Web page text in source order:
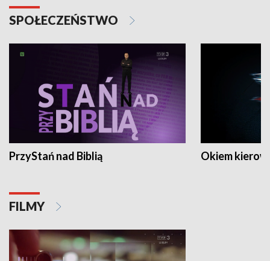
SPOŁECZEŃSTWO
PrzyStań nad Biblią Okiem
FILMY